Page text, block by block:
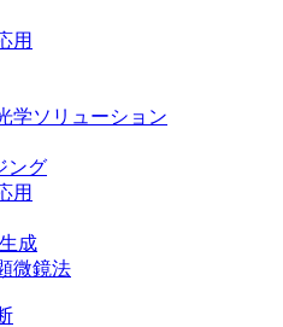
用
学ソリューション
ング
用
成
微鏡法